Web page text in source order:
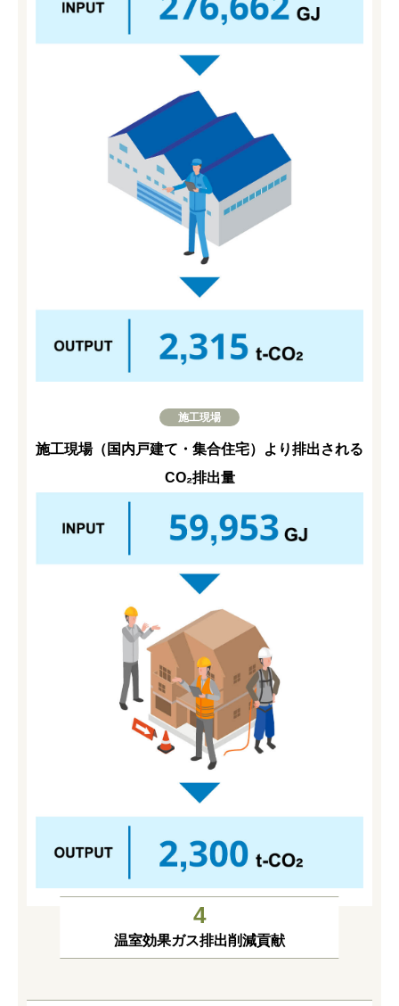
施工現場
施工現場（国内戸建て・集合住宅）より排出される
CO₂排出量
4
温室効果ガス排出削減貢献